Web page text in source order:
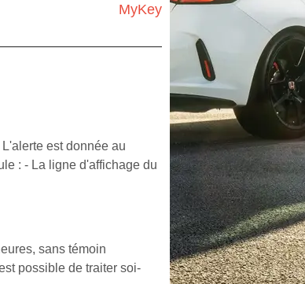
MyKey
est donnée au
: - La ligne d'affichage du
sans témoin
possible de traiter soi-